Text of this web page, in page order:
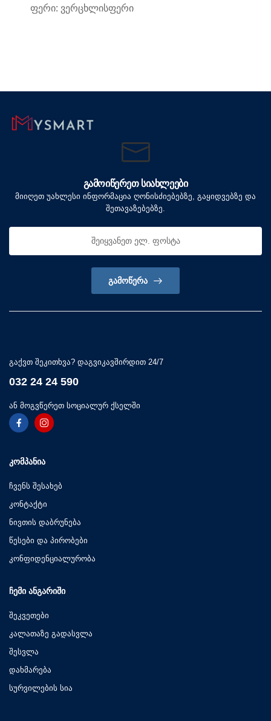
ფერი: ვერცხლისფერი
ᲒᲐᲛᲝᲘᲬᲔᲠᲔᲗ ᲡᲘᲐᲮᲚᲔᲔᲑᲘ
მიიღეთ უახლესი ინფორმაცია ღონისძიებებზე, გაყიდვებზე და
შეთავაზებებზე.
ᲒᲐᲛᲝᲬᲔᲠᲐ
გაქვთ შეკითხვა? დაგვიკავშირდით 24/7
032 24 24 590
ან მოგვწერეთ სოციალურ ქსელში
ᲙᲝᲛᲞᲐᲜᲘᲐ
ჩვენს შესახებ
კონტაქტი
ნივთის დაბრუნება
წესები და პირობები
კონფიდენციალურობა
ᲩᲔᲛᲘ ᲐᲜᲒᲐᲠᲘᲨᲘ
შეკვეთები
კალათაზე გადასვლა
შესვლა
დახმარება
სურვილების სია